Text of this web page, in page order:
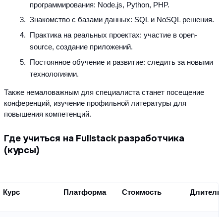
программирования: Node.js, Python, PHP.
Знакомство с базами данных: SQL и NoSQL решения.
Практика на реальных проектах: участие в open-
source, создание приложений.
Постоянное обучение и развитие: следить за новыми
технологиями.
Также немаловажным для специалиста станет посещение
конференций, изучение профильной литературы для
повышения компетенций.
Где учиться на Fullstack разработчика
(курсы)
Курс Платформа Стоимость